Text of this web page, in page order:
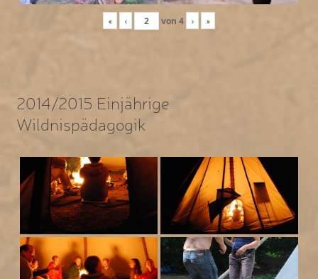
« ‹ von 4 › »
2014/2015 Einjährige
Wildnispädagogik